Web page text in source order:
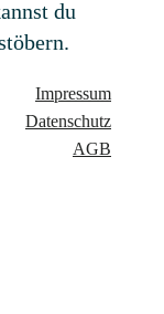
du
Impressum
Datenschutz
AGB